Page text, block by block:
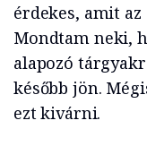
érdekes, amit
Mondtam neki,
alapozó
később jön.
ezt kivárni.